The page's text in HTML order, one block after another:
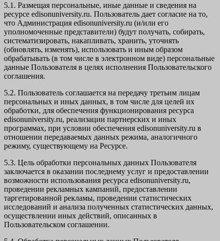
5.1. Размещая персональные, иные данные и сведения на
ресурсе edisonuniversity.ru. Пользователь дает согласие на то,
что Администрация edisonuniversity.ru (и/или его
уполномоченные представители) будут получать, собирать,
систематизировать, накапливать, хранить, уточнять
(обновлять, изменять), использовать и иным образом
обрабатывать (в том числе в электронном виде) персональные
данные Пользователя в целях исполнения Пользовательского
соглашения.
5.2. Пользователь соглашается на передачу третьим лицам
персональных и иных данных, в том числе для целей их
обработки, для обеспечения функционирования ресурса
edisonuniversity.ru, реализации партнерских и иных
программах, при условии обеспечения edisonuniversity.ru в
отношении передаваемых данных режима, аналогичного
режиму, существующему на Ресурсе.
5.3. Цель обработки персональных данных Пользователя
заключается в оказании последнему услуг и предоставлении
возможности использования ресурса edisonuniversity.ru,
проведении рекламных кампаний, предоставлении
таргетированной рекламы, проведении статистических
исследований и анализа полученных статистических данных,
осуществлении иных действий, описанных в
Пользовательском соглашении.